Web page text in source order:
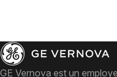
GE Vernova est un